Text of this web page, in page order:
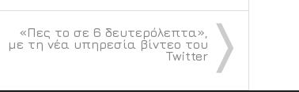
〉
«Πες το σε 6 δευτερόλεπτα»,
με τη νέα υπηρεσία βίντεο του
Twitter